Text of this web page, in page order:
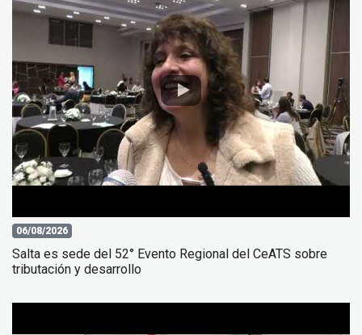
06/08/2026
Salta es sede del 52° Evento Regional del CeATS sobre
tributación y desarrollo